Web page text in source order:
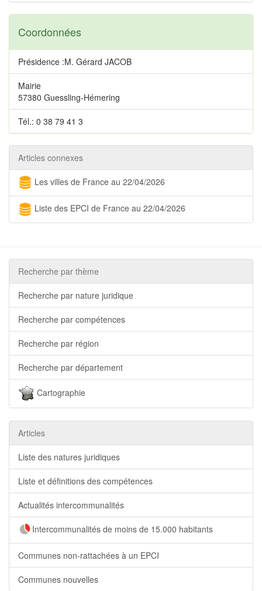
Coordonnées
Présidence :M. Gérard JACOB
Mairie
57380 Guessling-Hémering
Tél.: 0 38 79 41 3
Articles connexes
Les villes de France au 22/04/2026
Liste des EPCI de France au 22/04/2026
Recherche par thème
Recherche par nature juridique
Recherche par compétences
Recherche par région
Recherche par département
Cartographie
Articles
Liste des natures juridiques
Liste et définitions des compétences
Actualités intercommunalités
Intercommunalités de moins de 15.000 habitants
Communes non-rattachées à un EPCI
Communes nouvelles